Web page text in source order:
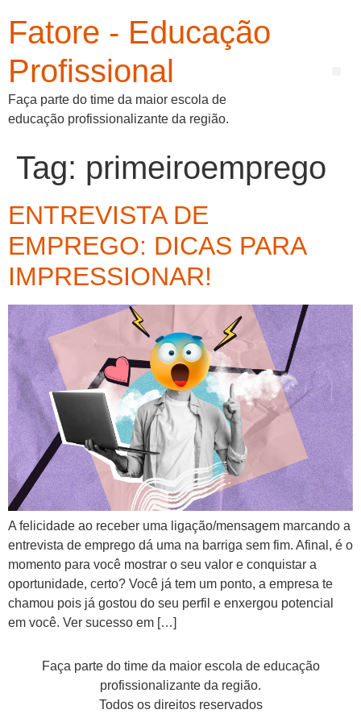
Fatore - Educação
Profissional
Faça parte do time da maior escola de
educação profissionalizante da região.
Tag: primeiroemprego
ENTREVISTA DE
EMPREGO: DICAS PARA
IMPRESSIONAR!
A felicidade ao receber uma ligação/mensagem marcando a
entrevista de emprego dá uma na barriga sem fim. Afinal, é o
momento para você mostrar o seu valor e conquistar a
oportunidade, certo? Você já tem um ponto, a empresa te
chamou pois já gostou do seu perfil e enxergou potencial
em você. Ver sucesso em […]
Faça parte do time da maior escola de educação
profissionalizante da região.
Todos os direitos reservados